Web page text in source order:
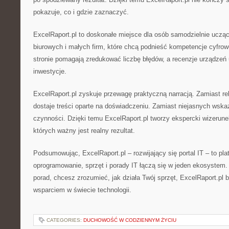
pokazuje, co i gdzie zaznaczyć.
ExcelRaport.pl to doskonałe miejsce dla osób samodzielnie
biurowych i małych firm, które chcą podnieść kompetencje
stronie pomagają zredukować liczbę błędów, a recenzje
inwestycje.
ExcelRaport.pl zyskuje przewagę praktyczną narracją. Zamiast
dostaje treści oparte na doświadczeniu. Zamiast niejasnych
czynności. Dzięki temu ExcelRaport.pl tworzy ekspercki
których ważny jest realny rezultat.
Podsumowując, ExcelRaport.pl – rozwijający się portal IT – to
oprogramowanie, sprzęt i porady IT łączą się w jeden
porad, chcesz zrozumieć, jak działa Twój sprzęt, ExcelRaport.pl
wsparciem w świecie technologii.
CATEGORIES: DUCHOWOŚĆ W CODZIENNYM ŻYCIU